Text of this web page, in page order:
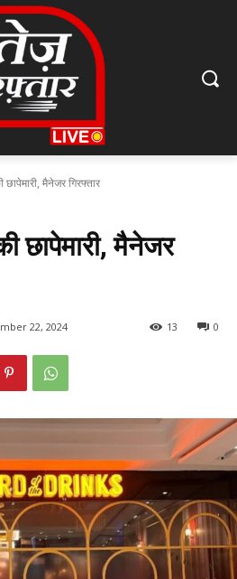
मैनेजर गिरफ्तार
छापेमारी, मैनेजर
22, 2024 0
13